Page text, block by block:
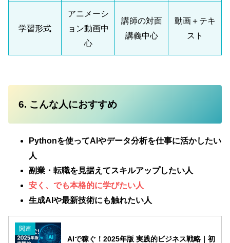
学習形式
アニメーシ
ョン動画中
心
講師の対面
講義中心
動画＋テキ
スト
6. こんな人におすすめ
Pythonを使ってAIやデータ分析を仕事に活かしたい
人
副業・転職を見据えてスキルアップしたい人
安く、でも本格的に学びたい人
生成AIや最新技術にも触れたい人
関連
AIで稼ぐ！2025年版 実践的ビジネス戦略｜初